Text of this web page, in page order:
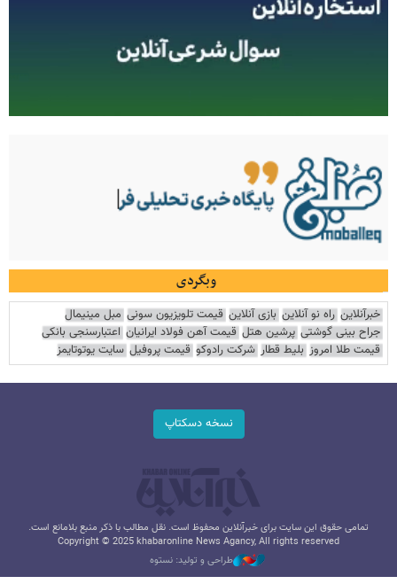
وبگردی
خبرآنلاین راه نو آنلاین بازی آنلاین قیمت تلویزیون سونی مبل مینیمال
جراح بینی گوشتی پرشین هتل قیمت آهن فولاد ایرانیان اعتبارسنجی بانکی
قیمت طلا امروز بلیط قطار شرکت رادوکو قیمت پروفیل سایت یوتوتایمز
نسخه دسکتاپ
تمامی حقوق این سایت برای خبرآنلاین محفوظ است. نقل مطالب با ذکر منبع بلامانع است.
Copyright © 2025 khabaronline News Agancy, All rights reserved
طراحی و تولید: نستوه